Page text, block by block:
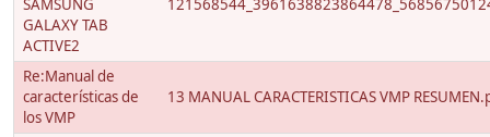
SAMSUNG
GALAXY TAB
ACTIVE2
Re:Manual de
características de
los VMP
13 MANUAL CARACTERISTICAS VMP